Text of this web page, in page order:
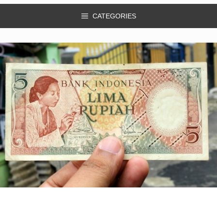
CATEGORIES